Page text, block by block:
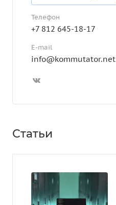
Телефон
+7 812 645-18-17
E-mail
info@kommutator.net
Статьи